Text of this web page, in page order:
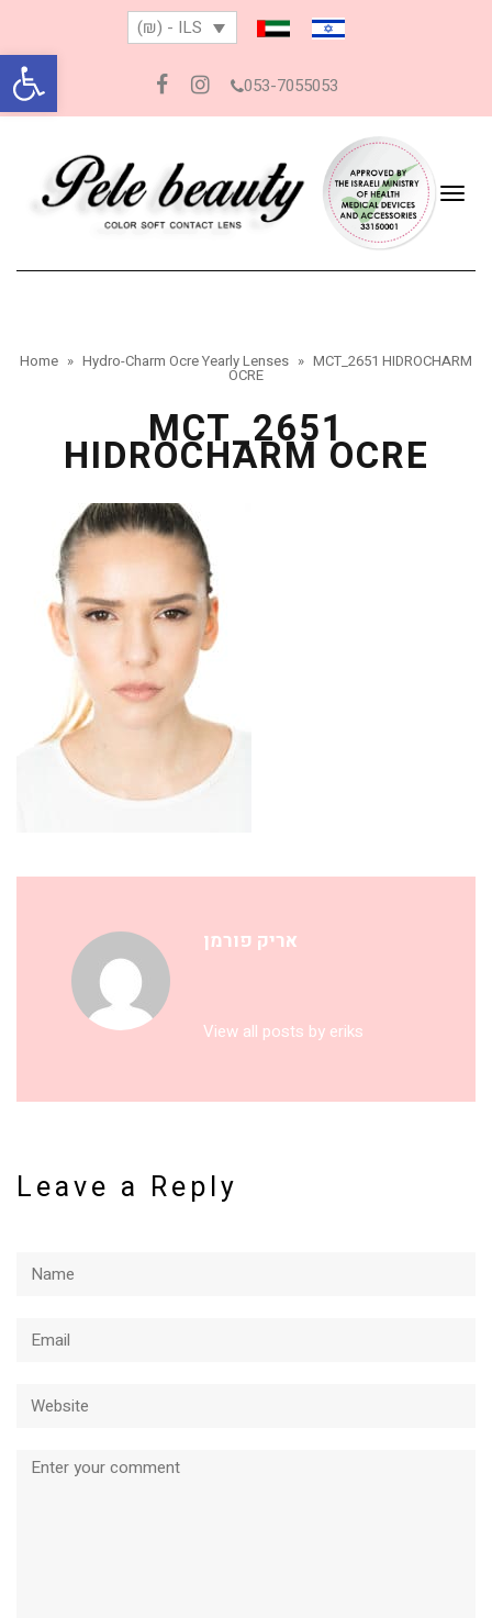
Open toolbar
(₪) - ILS
053-7055053
Home » Hydro-Charm Ocre Yearly Lenses » MCT_2651 HIDROCHARM
OCRE
MCT_2651
HIDROCHARM OCRE
אריק פורמן
View all posts by eriks
Leave a Reply
Comment